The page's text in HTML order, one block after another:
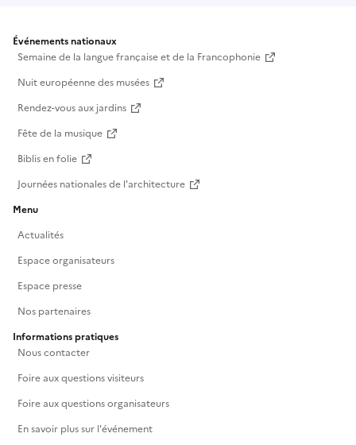
Événements nationaux
Semaine de la langue française et de la Francophonie
Nuit européenne des musées
Rendez-vous aux jardins
Fête de la musique
Biblis en folie
Journées nationales de l'architecture
Menu
Actualités
Espace organisateurs
Espace presse
Nos partenaires
Informations pratiques
Nous contacter
Foire aux questions visiteurs
Foire aux questions organisateurs
En savoir plus sur l'événement